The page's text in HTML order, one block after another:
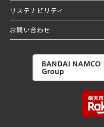
サステナビリティ
お問い合わせ